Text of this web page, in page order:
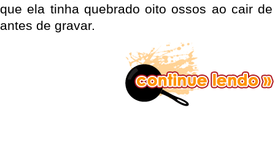
que ela tinha quebrado oito ossos ao cair
antes de gravar.